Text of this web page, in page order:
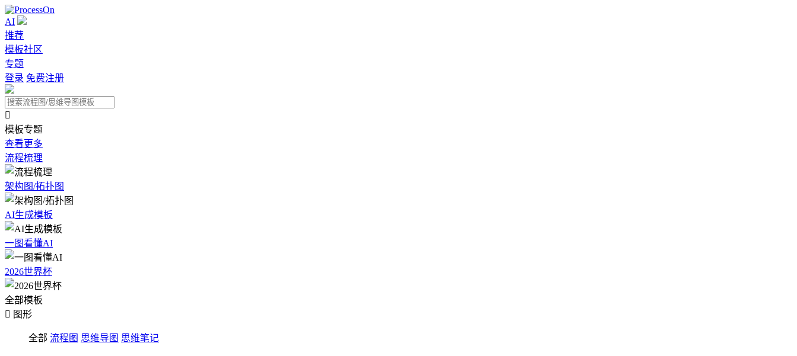
AI
推荐
模板社区
专题
登录 免费注册

模板专题
查看更多
流程梳理
架构图/拓扑图
AI生成模板
一图看懂AI
2026世界杯
全部模板
 图形
全部 流程图 思维导图 思维笔记